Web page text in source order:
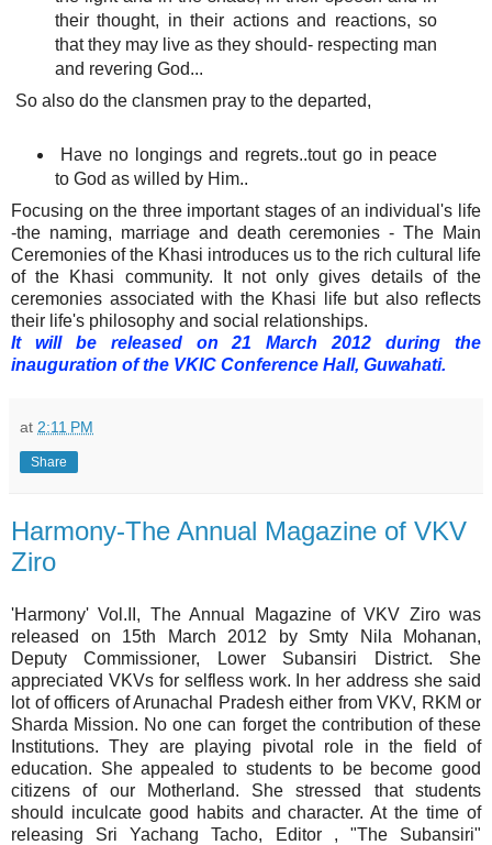
their thought, in their actions and reactions, so
that they may live as they should- respecting man
and revering God...
So also do the clansmen pray to the departed,
Have no longings and regrets..tout go in peace
to God as willed by Him..
Focusing on the three important stages of an individual's life
-the naming, marriage and death ceremonies - The Main
Ceremonies of the Khasi introduces us to the rich cultural life
of the Khasi community. It not only gives details of the
ceremonies associated with the Khasi life but also reflects
their life's philosophy and social relationships.
It will be released on 21 March 2012 during the
inauguration of the VKIC Conference Hall, Guwahati.
at 2:11 PM
Share
Harmony-The Annual Magazine of VKV
Ziro
'Harmony' Vol.II, The Annual Magazine of VKV Ziro was
released on 15th March 2012 by Smty Nila Mohanan,
Deputy Commissioner, Lower Subansiri District. She
appreciated VKVs for selfless work. In her address she said
lot of officers of Arunachal Pradesh either from VKV, RKM or
Sharda Mission. No one can forget the contribution of these
Institutions. They are playing pivotal role in the field of
education. She appealed to students to be become good
citizens of our Motherland. She stressed that students
should inculcate good habits and character. At the time of
releasing Sri Yachang Tacho, Editor , "The Subansiri"